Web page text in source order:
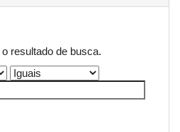
resultado de busca.